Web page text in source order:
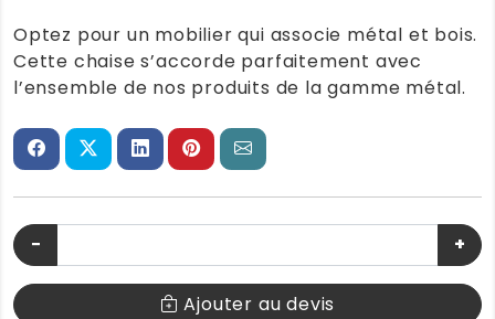
Optez pour un mobilier qui associe métal et bois.
Cette chaise s’accorde parfaitement avec
l’ensemble de nos produits de la gamme métal.
− +
Ajouter au devis